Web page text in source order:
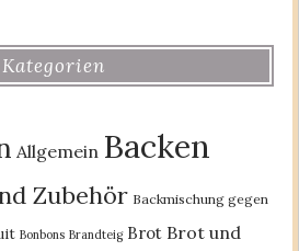
Kategorien
Allgemein Backen
Zubehör Backmischung gegen
Bonbons Brandteig Brot Brot und